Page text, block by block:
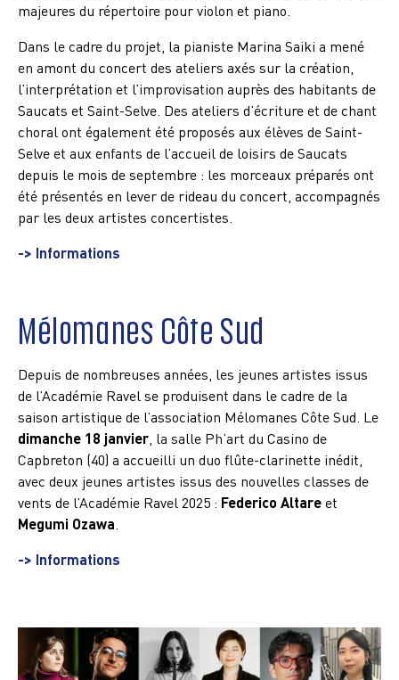
majeures du répertoire pour violon et piano.
Dans le cadre du projet, la pianiste Marina Saiki a mené
en amont du concert des ateliers axés sur la création,
l’interprétation et l’improvisation auprès des habitants de
Saucats et Saint-Selve. Des ateliers d’écriture et de chant
choral ont également été proposés aux élèves de Saint-
Selve et aux enfants de l’accueil de loisirs de Saucats
depuis le mois de septembre : les morceaux préparés ont
été présentés en lever de rideau du concert, accompagnés
par les deux artistes concertistes.
-> Informations
Mélomanes Côte Sud
Depuis de nombreuses années, les jeunes artistes issus
de l’Académie Ravel se produisent dans le cadre de la
saison artistique de l’association Mélomanes Côte Sud. Le
dimanche 18 janvier, la salle Ph’art du Casino de
Capbreton (40) a accueilli un duo flûte-clarinette inédit,
avec deux jeunes artistes issus des nouvelles classes de
vents de l’Académie Ravel 2025 : Federico Altareet
Megumi Ozawa.
-> Informations